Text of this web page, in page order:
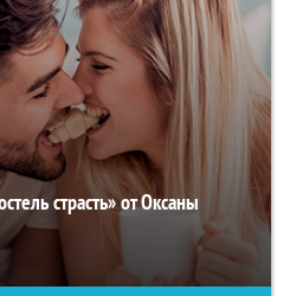
страсть» от Оксаны